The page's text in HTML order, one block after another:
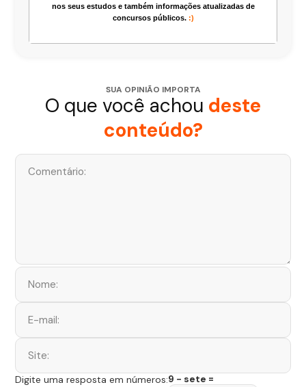
nos seus estudos e também informações atualizadas de
concursos públicos. :)
SUA OPINIÃO IMPORTA
O que você achou deste
conteúdo?
Digite uma resposta em números:9 − sete =